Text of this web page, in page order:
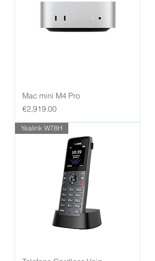
Mac mini M4 Pro
Price
€2,919.00
Yealink W78H